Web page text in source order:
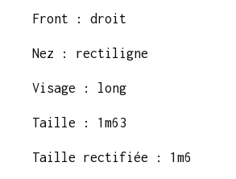
Front : droit
Nez : rectiligne
Visage : long
Taille : 1m63
Taille rectifiée : 1m6